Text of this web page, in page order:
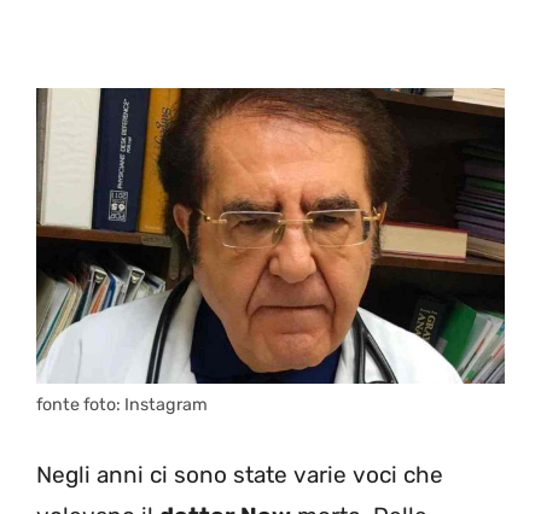
fonte foto: Instagram
Negli anni ci sono state varie voci che